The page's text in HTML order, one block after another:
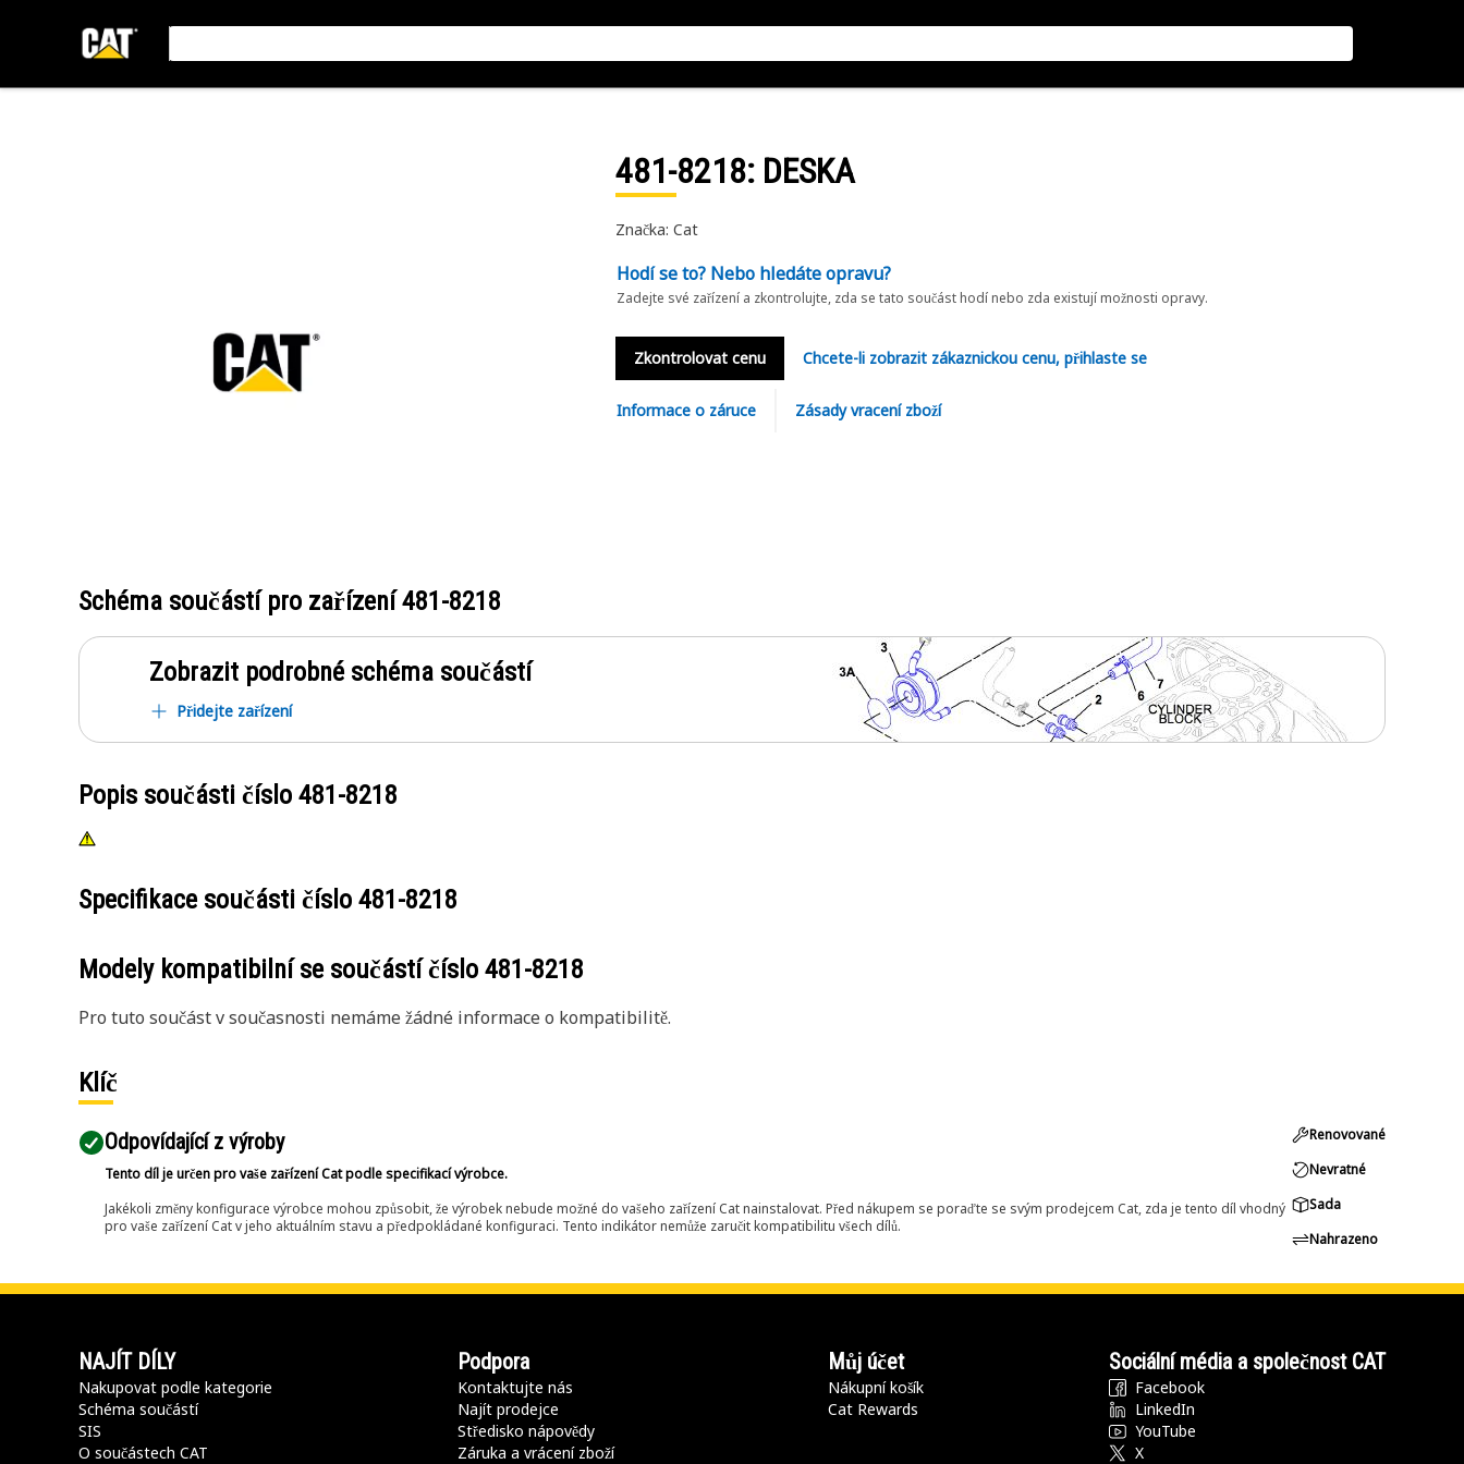
481-8218: DESKA
Značka: Cat
Hodí se to? Nebo hledáte opravu?
Zadejte své zařízení a zkontrolujte, zda se tato součást hodí nebo zda existují možnosti opravy.
Zkontrolovat cenu Chcete-li zobrazit zákaznickou cenu, přihlaste se
Informace o záruce Zásady vracení zboží
Schéma součástí pro zařízení481-8218
Zobrazit podrobné schéma součástí
Přidejte zařízení
Popis součásti číslo 481-8218
Specifikace součásti číslo 481-8218
Modely kompatibilní se součástí číslo 481-8218
Pro tuto součást v současnosti nemáme žádné informace o kompatibilitě.
Klíč
Odpovídající z výroby
Tento díl je určen pro vaše zařízení Cat podle specifikací výrobce.
Jakékoli změny konfigurace výrobce mohou způsobit, že výrobek nebude možné do vašeho zařízení Cat nainstalovat. Před nákupem se poraďte se svým prodejcem Cat, zda je tento díl vhodný
pro vaše zařízení Cat v jeho aktuálním stavu a předpokládané konfiguraci. Tento indikátor nemůže zaručit kompatibilitu všech dílů.
Renovované
Nevratné
Sada
Nahrazeno
NAJÍT DÍLY
Nakupovat podle kategorie
Schéma součástí
SIS
O součástech CAT
Podpora
Kontaktujte nás
Najít prodejce
Středisko nápovědy
Záruka a vrácení zboží
Můj účet
Nákupní košík
Cat Rewards
Sociální média a společnost CAT
Facebook
LinkedIn
YouTube
X